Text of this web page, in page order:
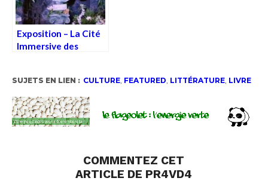
Exposition – La Cité
Immersive des
SUJETS EN LIEN : CULTURE, FEATURED LITTÉRATURE, LIVRE
COMMENTEZ CET
ARTICLE DE PR4VD4